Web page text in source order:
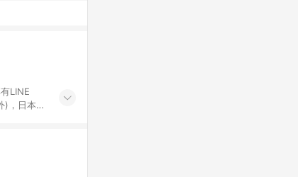
LINE
)，日本代
數、點